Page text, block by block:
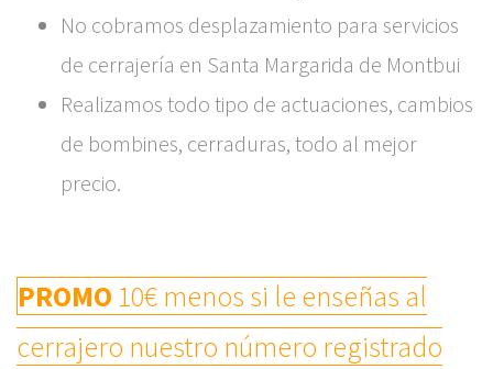
No cobramos desplazamiento para servicios
de cerrajería en Santa Margarida de Montbui
Realizamos todo tipo de actuaciones, cambios
de bombines, cerraduras, todo al mejor
precio.
PROMO 10€ menos si le enseñas al
cerrajero nuestro número registrado